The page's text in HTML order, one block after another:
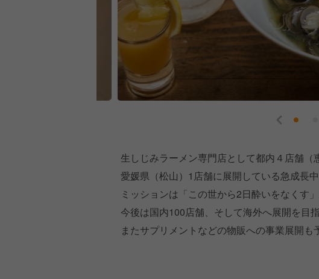
生しじみラーメン専門店として都内４店舗（
愛媛県（松山）1店舗に展開している急成長中
ミッションは「この世から2日酔いをなくす」
今後は国内100店舗、そして海外へ展開を目指
またサプリメントなどの物販への事業展開も